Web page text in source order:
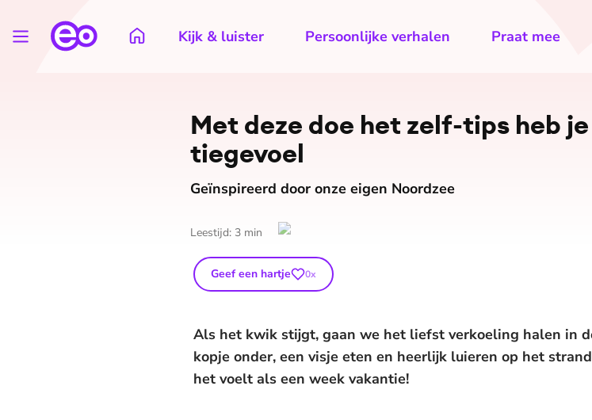
Kijk & luister Persoonlijke verhalen Praat mee
Met deze doe het zelf-tips heb
tie­ge­voel
Geïnspireerd door onze eigen Noordzee
Leestijd: 3 min
Geef een hartje 0x
Als het kwik stijgt, gaan we het liefst verkoeling halen in
kopje onder, een visje eten en heerlijk luieren op het
het voelt als een week vakantie!